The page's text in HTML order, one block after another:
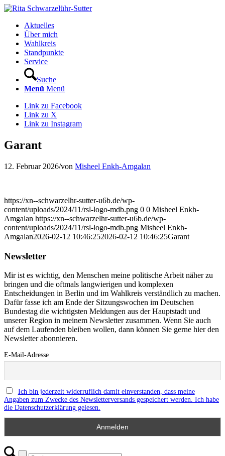
Aktuelles
Über mich
Wahlkreis
Standpunkte
Service
Suche
Menü Menü
Link zu Facebook
Link zu X
Link zu Instagram
Garant
12. Februar 2026/von Misheel Enkh-Amgalan
https://xn--schwarzelhr-sutter-u6b.de/wp-
content/uploads/2024/11/rsl-logo-mdb.png 0 0 Misheel Enkh-
Amgalan https://xn--schwarzelhr-sutter-u6b.de/wp-
content/uploads/2024/11/rsl-logo-mdb.png Misheel Enkh-
Amgalan2026-02-12 10:46:252026-02-12 10:46:25Garant
Newsletter
Mir ist es wichtig, den Menschen meine politische Arbeit näher zu
bringen und die oftmals langwierigen und komplexen
Entscheidungen in Berlin und im Wahlkreis verständlich zu machen.
Dafür fasse ich am Ende der Sitzungswochen im Deutschen
Bundestag die wichtigsten Meldungen aus der Hauptstadt und
unserer Region in meinem Newsletter zusammen. Wenn Sie auch
auf dem Laufenden bleiben wollen, dann können Sie gerne hier den
Newsletter abonnieren.
E-Mail-Adresse
Ich bin jederzeit widerruflich damit einverstanden, dass meine
Angaben zum Zwecke des Newsletterversands gespeichert werden. Ich habe
die Datenschutzerklärung gelesen.